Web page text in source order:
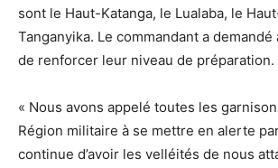
sont le Haut-Katanga, le Lualaba, le
Tanganyika. Le commandant a
de renforcer leur niveau de préparation.
« Nous avons appelé toutes les
Région militaire à se mettre en alerte
continue d’avoir les velléités de nous